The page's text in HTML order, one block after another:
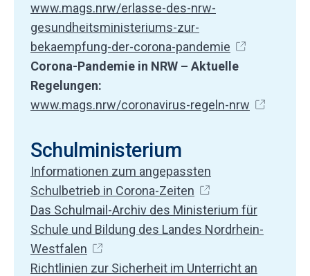
www.mags.nrw/erlasse-des-nrw-
gesundheitsministeriums-zur-
bekaempfung-der-corona-pandemie
Corona-Pandemie in NRW – Aktuelle
Regelungen:
www.mags.nrw/coronavirus-regeln-nrw
Schulministerium
Informationen zum angepassten
Schulbetrieb in Corona-Zeiten
Das Schulmail-Archiv des Ministerium für
Schule und Bildung des Landes Nordrhein-
Westfalen
Richtlinien zur Sicherheit im Unterricht an